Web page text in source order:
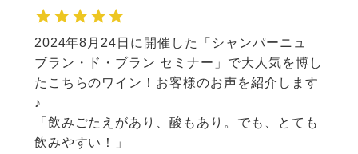
2024年8月24日に開催した「シャンパーニュ
ブラン・ド・ブラン セミナー」で大人気を博し
たこちらのワイン！お客様のお声を紹介します
♪
「飲みごたえがあり、酸もあり。でも、とても
飲みやすい！」